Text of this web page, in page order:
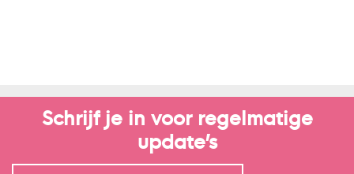
Schrijf je in voor regelmatige
update’s